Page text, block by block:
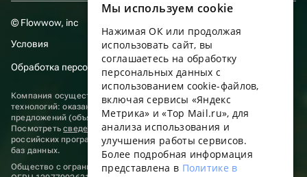
© Flowwow, inc
Условия
Обработка персональных данных
Компания осуществляет деятельность в области информационных
технологий: оказание услуг в сети “Интернет” по размещению
предложений (объявлений) продавцов о реализации товаров.
Посмотретьсведения о программах, включенных в реестр
российских программ для электронных вычислительных машин и
баз данных.
Общество с ограниченной ответственностью «ФЛАУВАУ»
ENGLISH
UKRAINIAN
PORTUGUESE
FRENCH
Мы используем сookie
Нажимая ОК или продолжая
использовать сайт, вы
соглашаетесь на обработку
персональных данных с
использованием cookie-файлов,
включая сервисы «Яндекс
Метрика» и «Top Mail.ru», для
анализа использования и
улучшения работы сервисов.
Более подробная информация
представлена в Политике в